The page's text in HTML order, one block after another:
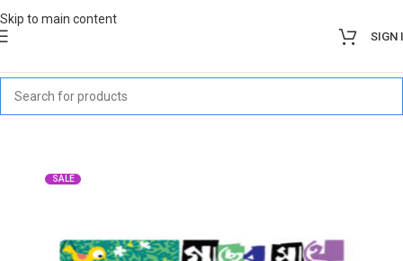
Skip to main content
SIGN
SALE